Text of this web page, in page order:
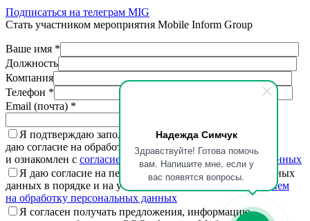
Надежда Симчук
Здравствуйте! Готова помочь
вам. Напишите мне, если у
вас появятся вопросы.
Подписаться на телеграм MIG
Стать участником мероприятия Mobile Inform Group
Ваше имя *
Должность
Компания
Телефон *
Email (почта) *
Я подтверждаю заполненную мной информацию,
даю согласие на обработку персональных данных
и ознакомлен с согласием на обработку персональных данных
Я даю согласие на передачу третьим лицам персональных
данных в порядке и на условиях, установленных
согласием
на обработку персональных данных
Я согласен получать предложения, информацию